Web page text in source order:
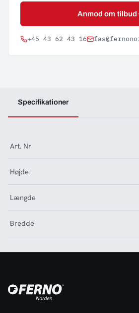
Anmod om tilbud
+45 43 62 43 16
Specifikationer
Art. Nr
Højde
Længde
Bredde